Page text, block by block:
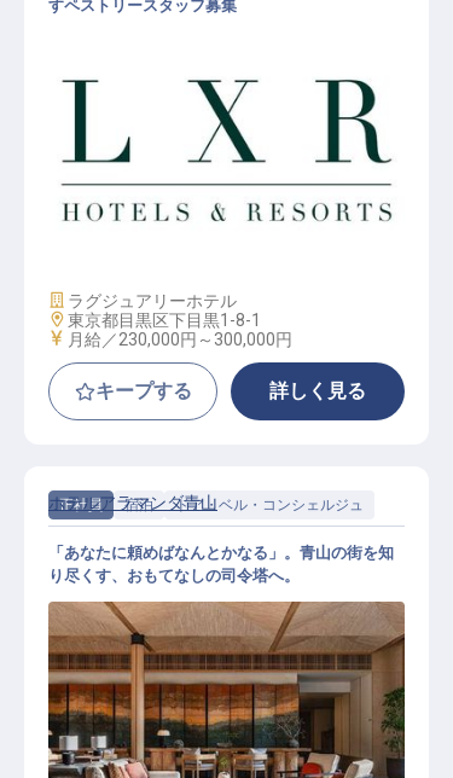
ペストリースタッフ│月給23万円～
／2027年開業予定／ヒルトンLXR東
京初進出
すペストリースタッフ募集
施設業態
ラグジュアリーホテル
勤務地
東京都目黒区下目黒1-8-1
給与
月給／230,000円～ 300,000円
キープする 詳しく見る
正社員 宿泊 ドア・ベル・コンシェルジュ
チーフコンシェルジュ│年俸600万円
～700万円／2027年4月全館リニュ
ホテルアラマンダ青山
「あなたに頼めばなんとかなる」。青山の街を知
り尽くす、おもてなしの司令塔へ。